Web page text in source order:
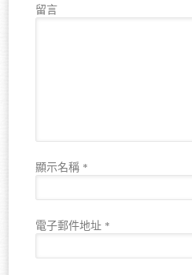
留言
顯示名稱 *
電子郵件地址 *